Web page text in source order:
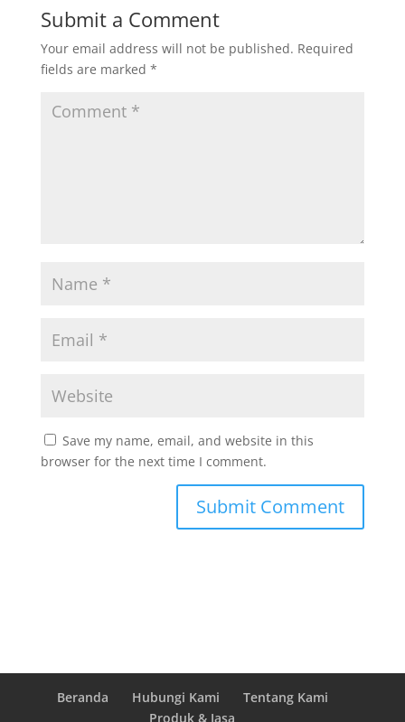
Submit a Comment
Your email address will not be published. Required
fields are marked *
Save my name, email, and website in this
browser for the next time I comment.
Beranda Hubungi Kami
Tentang Kami
Produk & Jasa